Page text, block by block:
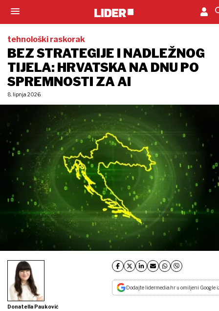
tehnološki raskorak
BEZ STRATEGIJE I NADLEŽNOG
TIJELA: HRVATSKA NA DNU PO
SPREMNOSTI ZA AI
8. lipnja 2026.
Donatella Pauković
Dodajte lidermedia.hr u omiljeni Google